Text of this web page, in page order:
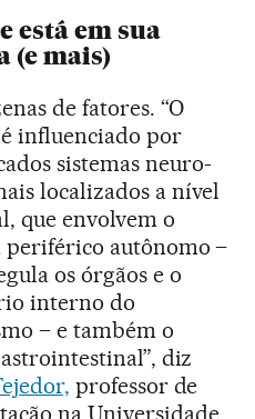
está em sua
(e mais)
de fatores. “O
influenciado por
sistemas neuro-
localizados a nível
que envolvem o
periférico autônomo –
os órgãos e o
interno do
– e também o
diz
professor de
na Universidade